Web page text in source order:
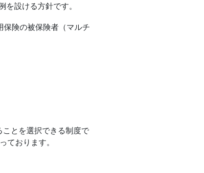
設ける方針です。
険の被保険者（マルチ
とを選択できる制度で
おります。